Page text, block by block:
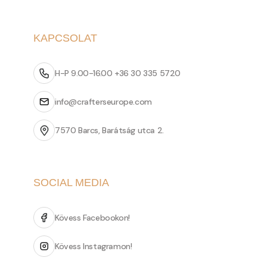
KAPCSOLAT
H-P 9.00-16.00 +36 30 335 5720
info@crafterseurope.com
7570 Barcs, Barátság utca 2.
SOCIAL MEDIA
Kövess Facebookon!
Kövess Instagramon!